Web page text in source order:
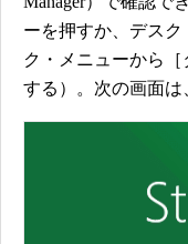
ーを押すか、デス
ク・メニューから
する）。次の画面は